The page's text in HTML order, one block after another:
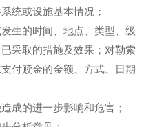
统或设施基本情况；
生的时间、地点、类型、级
采取的措施及效果；对勒索
付赎金的金额、方式、日期
成的进一步影响和危害；